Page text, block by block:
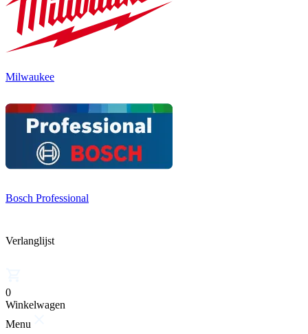
Milwaukee
Bosch Professional
Verlanglijst
0
Winkelwagen
Menu